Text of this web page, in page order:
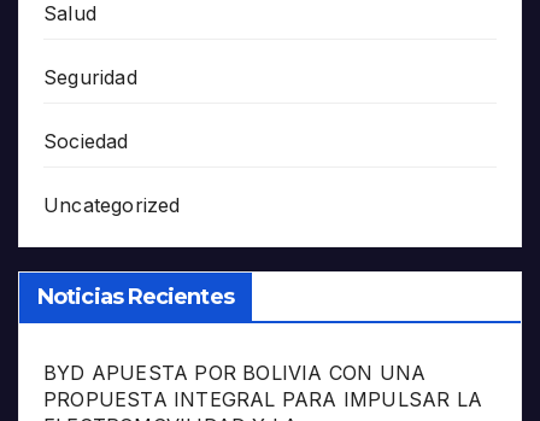
Salud
Seguridad
Sociedad
Uncategorized
Noticias Recientes
BYD APUESTA POR BOLIVIA CON UNA
PROPUESTA INTEGRAL PARA IMPULSAR LA